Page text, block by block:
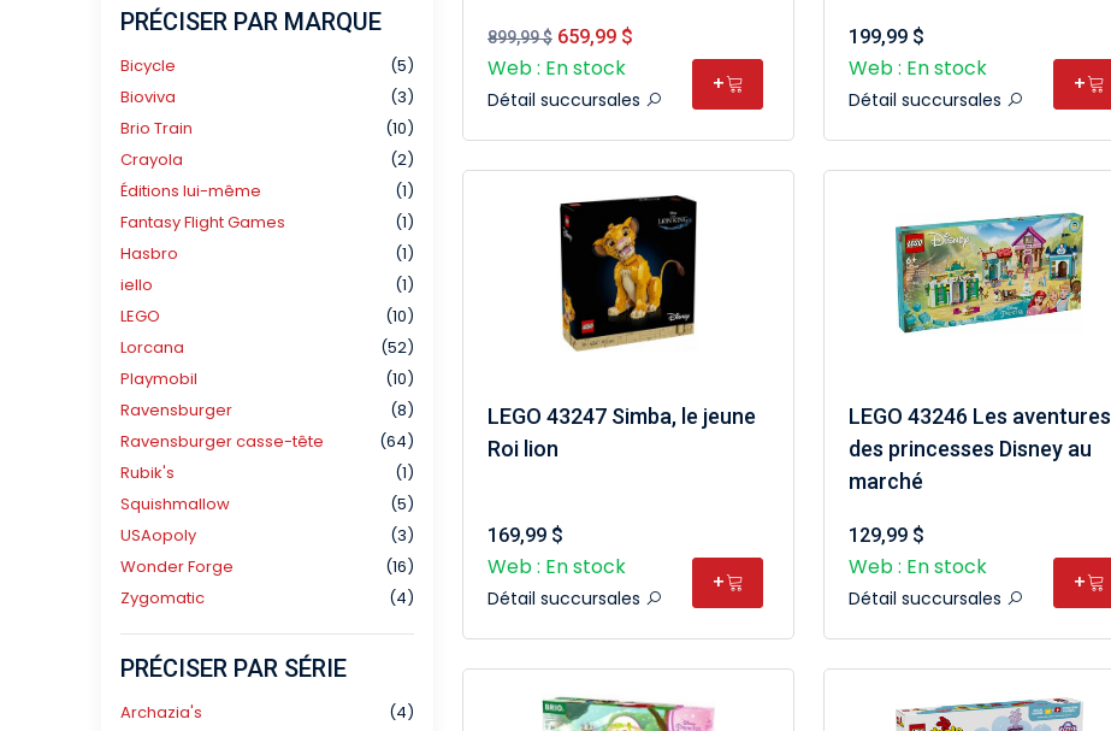
PRÉCISER PAR MARQUE
Bicycle
(5)
Bioviva
(3)
Brio Train
(10)
Crayola
(2)
Éditions lui-même
(1)
Fantasy Flight Games
(1)
Hasbro
(1)
iello
(1)
LEGO
(10)
Lorcana
(52)
Playmobil
(10)
Ravensburger
(8)
Ravensburger casse-tête
(64)
Rubik's
(1)
Squishmallow
(5)
USAopoly
(3)
Wonder Forge
(16)
Zygomatic
(4)
PRÉCISER PAR SÉRIE
Archazia's
(4)
899,99 $ 659,99 $
Web : En stock
Détail succursales
+
199,99 $
Web : En stock
Détail succursales
+
LEGO 43247 Simba, le jeune
Roi lion
169,99 $
Web : En stock
Détail succursales
+
LEGO 43246 Les aventures
des princesses Disney au
marché
129,99 $
Web : En stock
Détail succursales
+